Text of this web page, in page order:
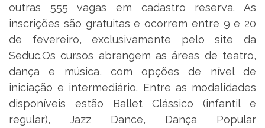
outras 555 vagas em cadastro reserva. As
inscrições são gratuitas e ocorrem entre 9 e 20
de fevereiro, exclusivamente pelo site da
Seduc.Os cursos abrangem as áreas de teatro,
dança e música, com opções de nível de
iniciação e intermediário. Entre as modalidades
disponíveis estão Ballet Clássico (infantil e
regular), Jazz Dance, Dança Popular